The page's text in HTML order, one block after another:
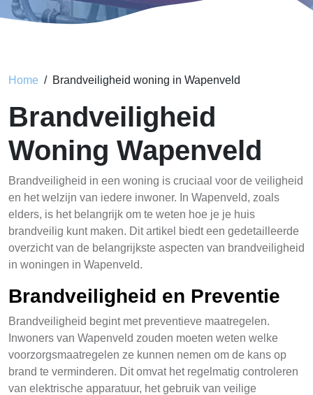
Home Brandveiligheid woning in Wapenveld
Brandveiligheid
Woning Wapenveld
Brandveiligheid in een woning is cruciaal voor de veiligheid
en het welzijn van iedere inwoner. In Wapenveld, zoals
elders, is het belangrijk om te weten hoe je je huis
brandveilig kunt maken. Dit artikel biedt een gedetailleerde
overzicht van de belangrijkste aspecten van brandveiligheid
in woningen in Wapenveld.
Brandveiligheid en Preventie
Brandveiligheid begint met preventieve maatregelen.
Inwoners van Wapenveld zouden moeten weten welke
voorzorgsmaatregelen ze kunnen nemen om de kans op
brand te verminderen. Dit omvat het regelmatig controleren
van elektrische apparatuur, het gebruik van veilige